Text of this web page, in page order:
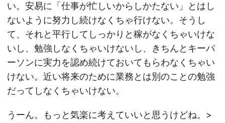
い。安易に「仕事が忙しいからしかたない」とはし
ないように努力し続けなくちゃ行けない。そうし
て、それと平行してしっかりと稼がなくちゃいけな
いし、勉強しなくちゃいけないし、きちんとキーパ
ーソンに実力を認め続けておいてもらわなくちゃい
けない。近い将来のために業務とは別のことの勉強
だってしなくちゃいけない。
うーん。もっと気楽に考えていいと思うけどね。>